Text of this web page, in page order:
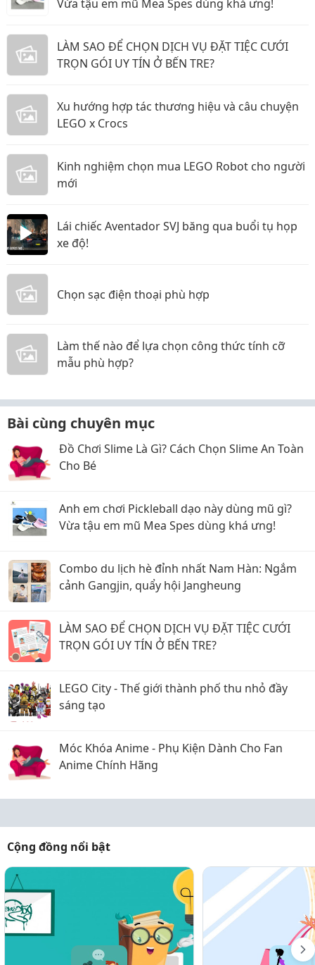
Vừa tậu em mũ Mea Spes dùng khá ưng!
LÀM SAO ĐỂ CHỌN DỊCH VỤ ĐẶT TIỆC CƯỚI
TRỌN GÓI UY TÍN Ở BẾN TRE?
Xu hướng hợp tác thương hiệu và câu chuyện
LEGO x Crocs
Kinh nghiệm chọn mua LEGO Robot cho người
mới
Lái chiếc Aventador SVJ băng qua buổi tụ họp
xe độ!
Chọn sạc điện thoại phù hợp
Làm thế nào để lựa chọn công thức tính cỡ
mẫu phù hợp?
Bài cùng chuyên mục
Đồ Chơi Slime Là Gì? Cách Chọn Slime An Toàn
Cho Bé
Anh em chơi Pickleball dạo này dùng mũ gì?
Vừa tậu em mũ Mea Spes dùng khá ưng!
Combo du lịch hè đỉnh nhất Nam Hàn: Ngắm
cảnh Gangjin, quẩy hội Jangheung
LÀM SAO ĐỂ CHỌN DỊCH VỤ ĐẶT TIỆC CƯỚI
TRỌN GÓI UY TÍN Ở BẾN TRE?
LEGO City - Thế giới thành phố thu nhỏ đầy
sáng tạo
Móc Khóa Anime - Phụ Kiện Dành Cho Fan
Anime Chính Hãng
Cộng đồng nổi bật